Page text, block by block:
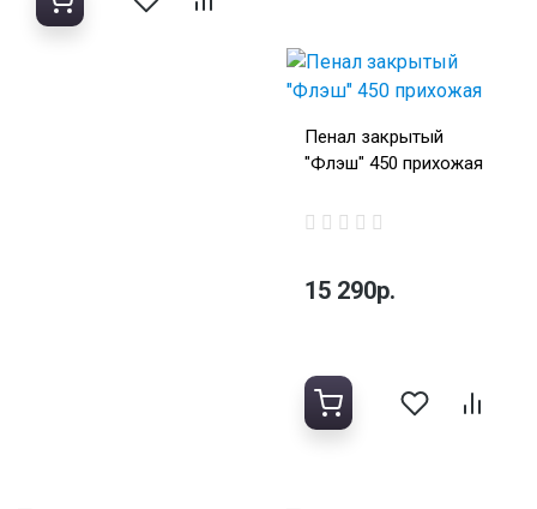
Пенал закрытый
"Флэш" 450 прихожая
15 290р.